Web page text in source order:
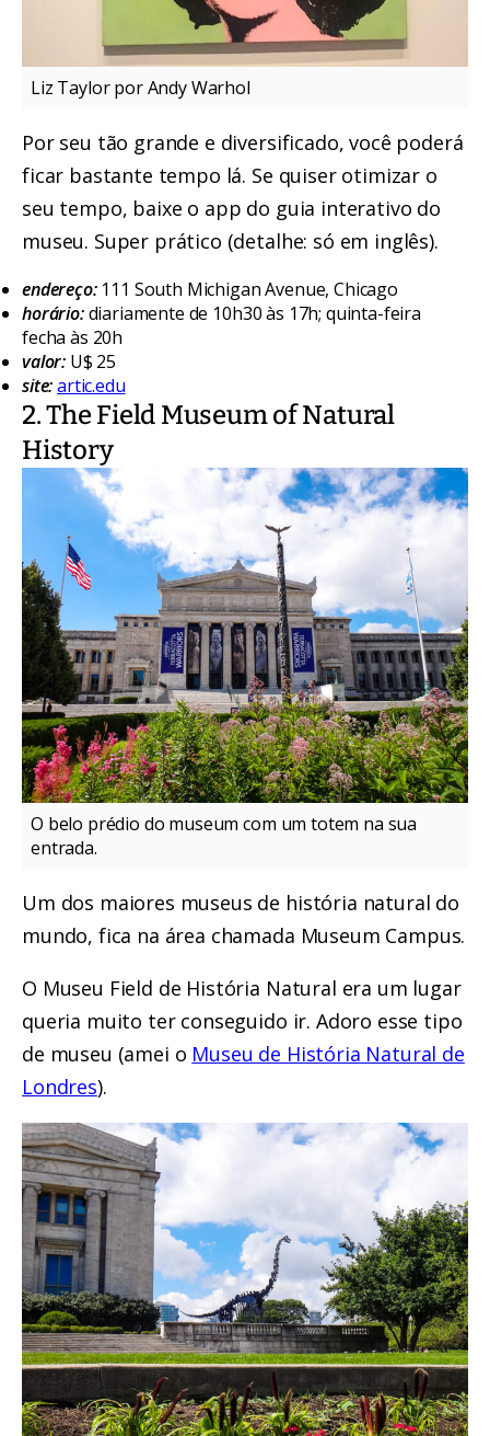
Liz Taylor por Andy Warhol
Por seu tão grande e diversificado, você poderá
ficar bastante tempo lá. Se quiser otimizar o
seu tempo, baixe o app do guia interativo do
museu. Super prático (detalhe: só em inglês).
endereço:111 South Michigan Avenue, Chicago
horário:diariamente de 10h30 às 17h; quinta-feira
fecha às 20h
valor: U$ 25
site:artic.edu
2. The Field Museum of Natural
History
O belo prédio do museum com um totem na sua
entrada.
Um dos maiores museus de história natural do
mundo, fica na área chamada Museum Campus.
O Museu Field de História Natural era um lugar
queria muito ter conseguido ir. Adoro esse tipo
de museu (amei o Museu de História Natural de
Londres).